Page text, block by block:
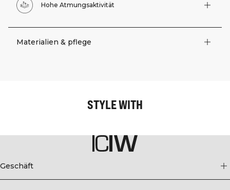
Hohe Atmungsaktivität
Materialien & pflege
STYLE WITH
Geschäft